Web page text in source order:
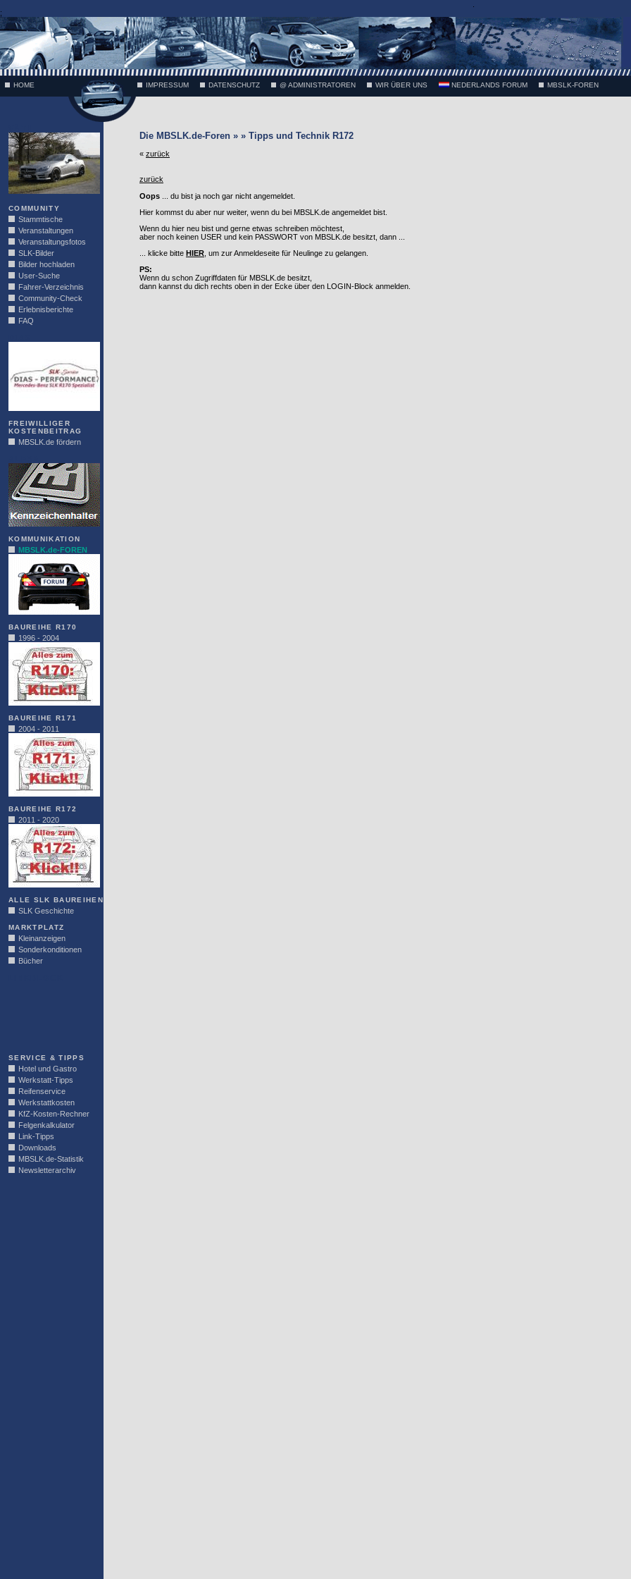
;
HOME IMPRESSUM DATENSCHUTZ @ ADMINISTRATOREN WIR ÜBER UNS NEDERLANDS FORUM MBSLK-FOREN
COMMUNITY
Stammtische
Veranstaltungen
Veranstaltungsfotos
SLK-Bilder
Bilder hochladen
User-Suche
Fahrer-Verzeichnis
Community-Check
Erlebnisberichte
FAQ
FREIWILLIGER
KOSTENBEITRAG
MBSLK.de fördern
KOMMUNIKATION
MBSLK.de-FOREN
BAUREIHE R170
1996 - 2004
BAUREIHE R171
2004 - 2011
BAUREIHE R172
2011 - 2020
ALLE SLK BAUREIHEN
SLK Geschichte
MARKTPLATZ
Kleinanzeigen
Sonderkonditionen
Bücher
SERVICE & TIPPS
Hotel und Gastro
Werkstatt-Tipps
Reifenservice
Werkstattkosten
KfZ-Kosten-Rechner
Felgenkalkulator
Link-Tipps
Downloads
MBSLK.de-Statistik
Newsletterarchiv
Die MBSLK.de-Foren » » Tipps und Technik R172
« zurück
zurück
Oops ... du bist ja noch gar nicht angemeldet.
Hier kommst du aber nur weiter, wenn du bei MBSLK.de angemeldet bist.
Wenn du hier neu bist und gerne etwas schreiben möchtest,
aber noch keinen USER und kein PASSWORT von MBSLK.de besitzt, dann ...
... klicke bitte HIER , um zur Anmeldeseite für Neulinge zu gelangen.
PS:
Wenn du schon Zugriffdaten für MBSLK.de besitzt,
dann kannst du dich rechts oben in der Ecke über den LOGIN-Block anmelden.